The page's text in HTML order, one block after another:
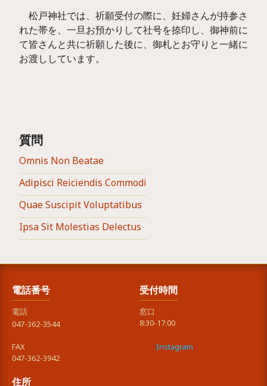
松戸神社では、祈願受付の際に、妊婦さんが持参さ
れた帯を、一旦お預かりして社号を捺印し、御神前に
て皆さんと共に祈願した後に、御札とお守りと一緒に
お渡ししています。
質問
Omnis Non Beatae
Adipisci Reiciendis Commodi
Quae Suscipit Voluptatibus
Ipsa Sit Molestias Delectus
電話番号
電話
047-362-3544
FAX
047-362-3942
受付時間
窓口
8:30-17:00
Instagram